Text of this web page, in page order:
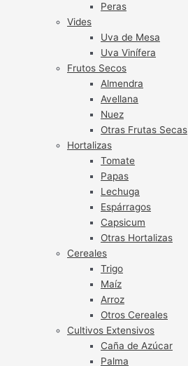
Peras
Vides
Uva de Mesa
Uva Vinífera
Frutos Secos
Almendra
Avellana
Nuez
Otras Frutas Secas
Hortalizas
Tomate
Papas
Lechuga
Espárragos
Capsicum
Otras Hortalizas
Cereales
Trigo
Maíz
Arroz
Otros Cereales
Cultivos Extensivos
Caña de Azúcar
Palma